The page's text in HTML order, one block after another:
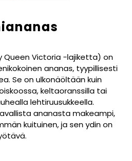
Queen Victoria -lajiketta) on
ananas, tyypillisesti
Se on ulkonäöltään kuin
keltaoranssilla tai
lehtiruusukkeella.
ananasta makeampi,
kuituinen, ja sen ydin on